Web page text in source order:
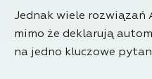
Jednak wiele rozwiązań
mimo że deklarują
na jedno kluczowe